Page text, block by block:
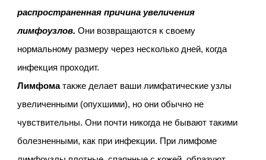
распространенная причина увеличения
лимфоузлов. Они возвращаются к своему
нормальному размеру через несколько дней, когда
инфекция проходит.
Лимфоматакже делает ваши лимфатические узлы
увеличенными (опухшими), но они обычно не
чувствительны. Они почти никогда не бывают такими
болезненными, как при инфекции. При лимфоме